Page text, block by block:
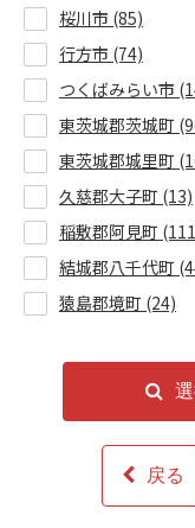
桜川市 (85)
行方市 (74)
つくばみらい市
東茨城郡茨城町
東茨城郡城里町
久慈郡大子町 (13)
稲敷郡阿見町
結城郡八千代町
猿島郡境町 (24)
戻る